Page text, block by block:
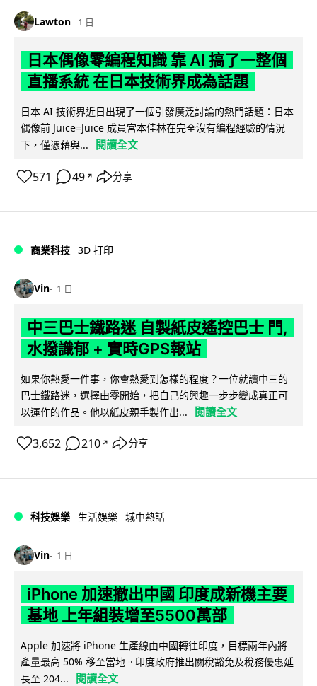
Lawton 1 日
日本偶像零編程知識 靠 AI 搞了一整個
直播系統 在日本技術界成為話題
日本 AI 技術界近日出現了一個引發廣泛討論的熱門話題：日本
偶像前 Juice=Juice 成員宮本佳林在完全沒有編程經驗的情況
下，僅憑藉與...
閱讀全文
571 49 ↗ 分享
商業科技 3D 打印
Vin 1 日
中三巴士鐵路迷 自製紙皮遙控巴士 門,
水撥識郁 + 實時GPS報站
如果你熱愛一件事，你會熱愛到怎樣的程度？一位就讀中三的
巴士鐵路迷，選擇由零開始，把自己的興趣一步步變成真正可
以運作的作品。他以紙皮親手製作出...
閱讀全文
3,652 210 ↗ 分享
科技娛樂 生活娛樂 城中熱話
Vin 1 日
iPhone 加速撤出中國 印度成新機主要
基地 上年組裝增至5500萬部
Apple 加速將 iPhone 生產線由中國轉往印度，目標兩年內將
產量最高 50% 移至當地。印度政府推出關稅豁免及稅務優惠延
長至 204...
閱讀全文